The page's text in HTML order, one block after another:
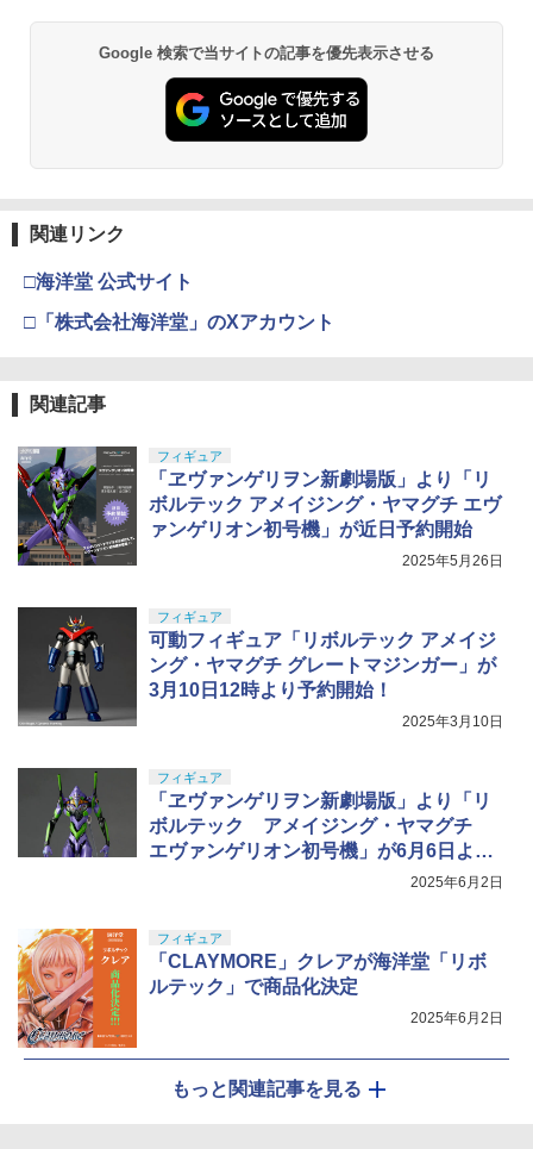
Google 検索で当サイトの記事を優先表示させる
関連リンク
□海洋堂 公式サイト
□「株式会社海洋堂」のXアカウント
関連記事
フィギュア
「ヱヴァンゲリヲン新劇場版」より「リ
ボルテック アメイジング・ヤマグチ エヴ
ァンゲリオン初号機」が近日予約開始
2025年5月26日
フィギュア
可動フィギュア「リボルテック アメイジ
ング・ヤマグチ グレートマジンガー」が
3月10日12時より予約開始！
2025年3月10日
フィギュア
「ヱヴァンゲリヲン新劇場版」より「リ
ボルテック アメイジング・ヤマグチ
エヴァンゲリオン初号機」が6月6日より
2025年6月2日
フィギュア
「CLAYMORE」クレアが海洋堂「リボ
ルテック」で商品化決定
2025年6月2日
もっと関連記事を見る